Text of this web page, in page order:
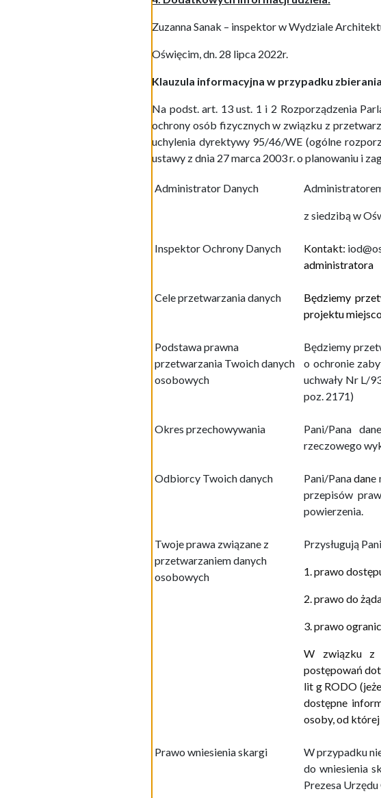
Zuzanna Sanak – inspektor w Wydziale
Oświęcim, dn. 28 lipca 2022r.
Klauzula informacyjna w przypadku
Na podst. art. 13 ust. 1 i 2 Rozporządzenia
ochrony osób fizycznych w związku z
uchylenia dyrektywy 95/46/WE (ogólne
ustawy z dnia 27 marca 2003 r. o planowaniu i
Administrator Danych
z siedzibą w
Inspektor Ochrony Danych Kontakt:
administratora
Cele przetwarzania danych Będziemy
projektu
Podstawa prawna
przetwarzania Twoich danych
osobowych
Będziemy
o ochronie
uchwały Nr L/
poz. 2171)
Okres przechowywania Pani/Pana
rzeczowego
Odbiorcy Twoich danych Pani/Panadane
przepisów
powierzenia.
Twoje prawa związane z
przetwarzaniem danych
osobowych
Przysługują
1. prawo
2. prawo do
3. prawo
W związku z
postępowań
lit g RODO
dostępne
osoby, od
Prawo wniesienia skargi W przypadku
do wniesienia
Prezesa